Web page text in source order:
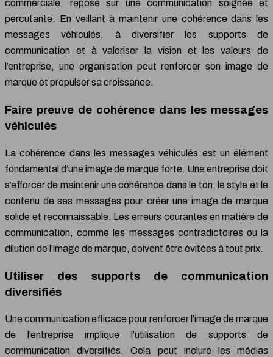
commerciale, repose sur une communication soignée et
percutante. En veillant à maintenir une cohérence dans les
messages véhiculés, à diversifier les supports de
communication et à valoriser la vision et les valeurs de
l’entreprise, une organisation peut renforcer son image de
marque et propulser sa croissance.
Faire preuve de cohérence dans les messages
véhiculés
La cohérence dans les messages véhiculés est un élément
fondamental d’une image de marque forte. Une entreprise doit
s’efforcer de maintenir une cohérence dans le ton, le style et le
contenu de ses messages pour créer une image de marque
solide et reconnaissable. Les erreurs courantes en matière de
communication, comme les messages contradictoires ou la
dilution de l’image de marque, doivent être évitées à tout prix.
Utiliser des supports de communication
diversifiés
Une communication efficace pour renforcer l’image de marque
de l’entreprise implique l’utilisation de supports de
communication diversifiés. Cela peut inclure les médias